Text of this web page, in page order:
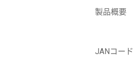
製品概要
JANコード